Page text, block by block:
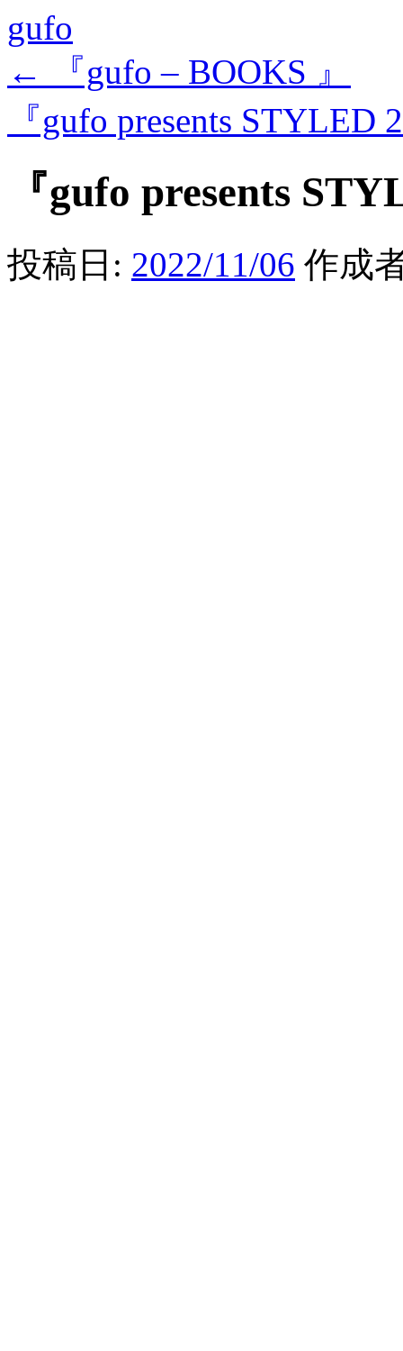
gufo
←
『gufo – BOOKS 』
『gufo presents STYLED
『gufo presents
投稿日: 2022/11/06 作成